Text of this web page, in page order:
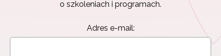
o szkoleniach i programach.
Adres e-mail:
Adres e-mail: